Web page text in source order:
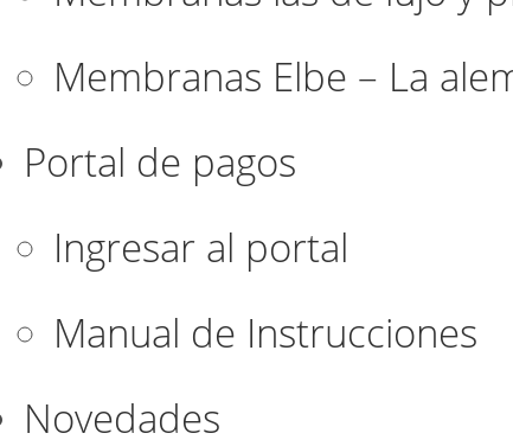
Membranas Elbe – La
Portal de pagos
Ingresar al portal
Manual de Instrucciones
Novedades